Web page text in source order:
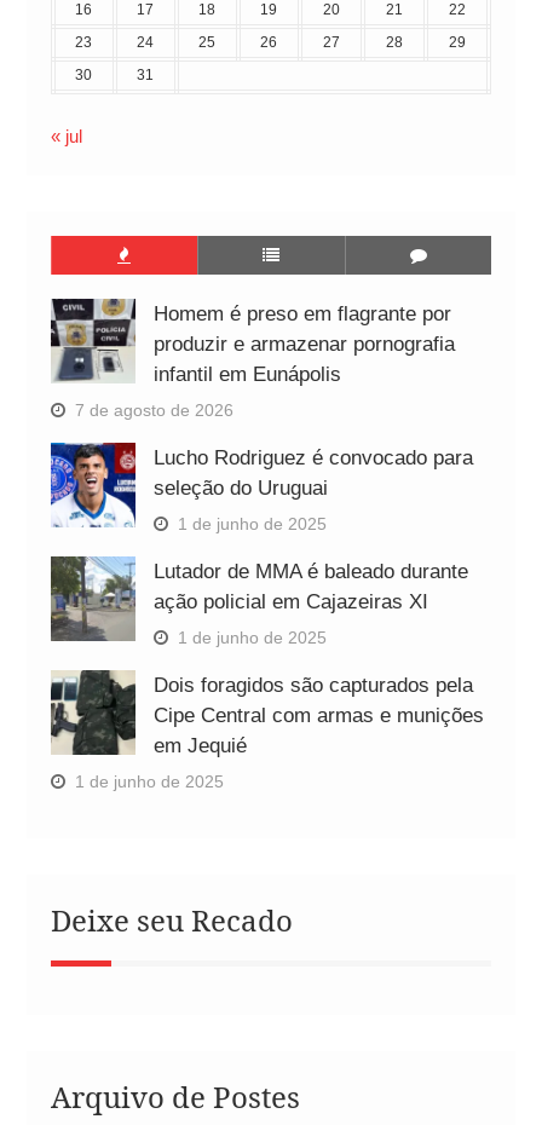
16
17 18 19 20 21
22
23
24 25 26 27 28
29
30
31
« jul
Homem é preso em flagrante por
produzir e armazenar pornografia
infantil em Eunápolis
7 de agosto de 2026
Lucho Rodriguez é convocado para
seleção do Uruguai
1 de junho de 2025
Lutador de MMA é baleado durante
ação policial em Cajazeiras XI
1 de junho de 2025
Dois foragidos são capturados pela
Cipe Central com armas e munições
em Jequié
1 de junho de 2025
Deixe seu Recado
Arquivo de Postes